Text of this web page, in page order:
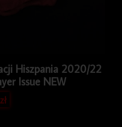
Hiszpania 2020/22
Issue NEW
zł